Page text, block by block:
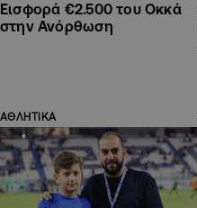
Εισφορά €2.500 του Οκκά
στην Ανόρθωση
ΑΘΛΗΤΙΚΑ